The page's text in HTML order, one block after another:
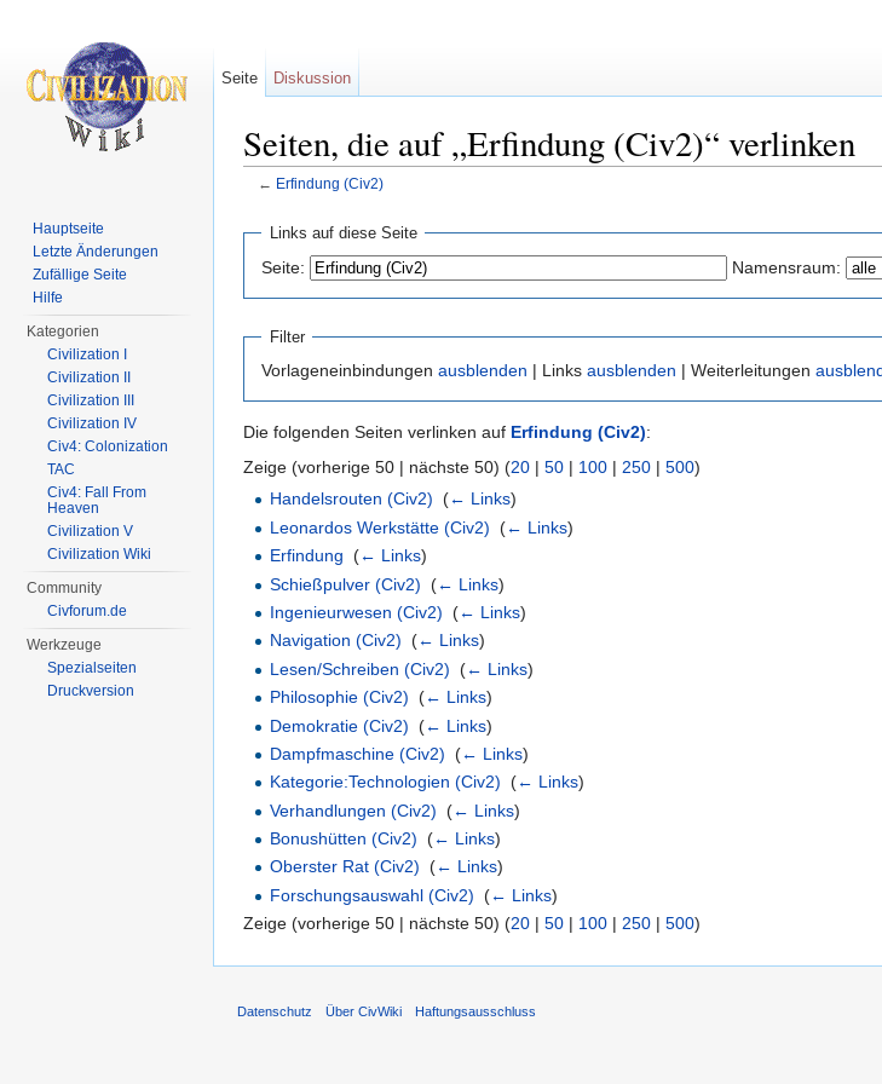
Seiten, die auf „Erfindung (Civ2)“ verlinken
← Erfindung (Civ2)
Links auf diese Seite
Seite: Namensraum:
Filter
Vorlageneinbindungen ausblenden | Links ausblenden | Weiterleitungen
Die folgenden Seiten verlinken auf Erfindung (Civ2):
Zeige (vorherige 50 | nächste 50) (20 | 50 | 100 | 250 | 500)
Handelsrouten (Civ2)
(← Links)
Leonardos Werkstätte (Civ2)
(← Links)
Erfindung
(← Links)
Schießpulver (Civ2)
(← Links)
Ingenieurwesen (Civ2)
(← Links)
Navigation (Civ2)
(← Links)
Lesen/Schreiben (Civ2)
(← Links)
Philosophie (Civ2)
(← Links)
Demokratie (Civ2)
(← Links)
Dampfmaschine (Civ2)
(← Links)
Kategorie:Technologien (Civ2)
(← Links)
Verhandlungen (Civ2)
(← Links)
Bonushütten (Civ2)
(← Links)
Oberster Rat (Civ2)
(← Links)
Forschungsauswahl (Civ2)
(← Links)
Zeige (vorherige 50 | nächste 50) (20 | 50 | 100 | 250 | 500)
Seite Diskussion
Hauptseite
Letzte Änderungen
Zufällige Seite
Hilfe
Kategorien
Civilization I
Civilization II
Civilization III
Civilization IV
Civ4: Colonization
TAC
Civ4: Fall From
Heaven
Civilization V
Civilization Wiki
Community
Civforum.de
Werkzeuge
Spezialseiten
Druckversion
Datenschutz Über CivWiki Haftungsausschluss